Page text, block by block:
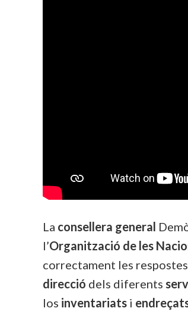
La consellera general
l’Organització de les
correctament les
direcció dels diferents
los inventariats i